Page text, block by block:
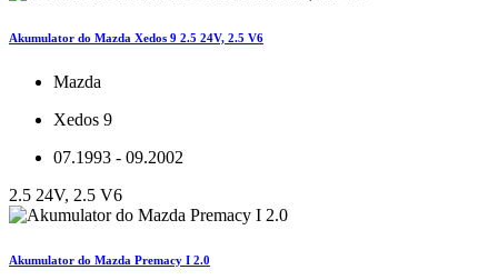
Akumulator do Mazda Xedos 9 2.5 24V, 2.5 V6
Mazda
Xedos 9
07.1993 - 09.2002
2.5 24V, 2.5 V6
Akumulator do Mazda Premacy I 2.0